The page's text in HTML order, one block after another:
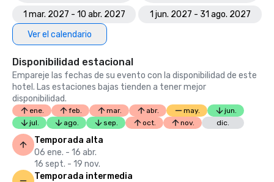
1 mar. 2027 - 10 abr. 2027
1 jun. 2027 - 31 ago. 2027
Ver el calendario
Disponibilidad estacional
Empareje las fechas de su evento con la disponibilidad de este
hotel. Las estaciones bajas tienden a tener mejor
disponibilidad.
ene. feb. mar. abr. may.
jun.
jul.
ago. sep. oct. nov. dic.
Temporada alta
06 ene. - 16 abr.
16 sept. - 19 nov.
Temporada intermedia